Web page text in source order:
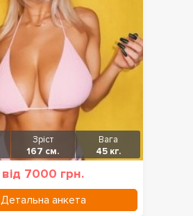
Зріст
167 см.
Вага
45 кг.
від 7000 грн.
Детальна анкета